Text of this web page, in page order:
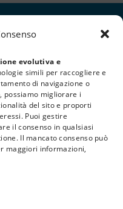
evolutiva e
simili per raccogliere e
di navigazione o
possiamo migliorare i
del sito e proporti
Puoi gestire
il consenso in qualsiasi
Il mancato consenso può
maggiori informazioni,
Termini e Condizioni
riservati. Powered byAthena